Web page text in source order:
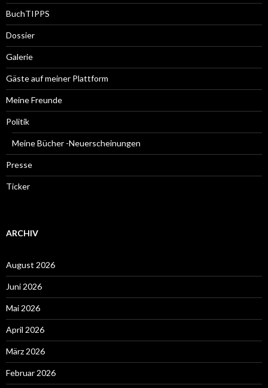
BuchTIPPS
Dossier
Galerie
Gäste auf meiner Plattform
Meine Freunde
Politik
Meine Bücher -Neuerscheinungen
Presse
Ticker
ARCHIV
August 2026
Juni 2026
Mai 2026
April 2026
März 2026
Februar 2026